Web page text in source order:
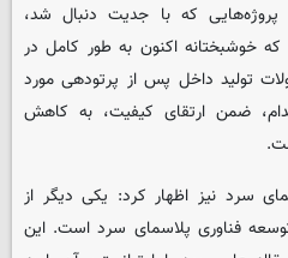
که با جدیت دنبال شد،
که خوشبختانه اکنون به طور کامل در
تولید داخل پس از پرتودهی مورد
ضمن ارتقای کیفیت، به کاهش
سرد نیز اظهار کرد: یکی دیگر از
فناوری پلاسمای سرد است. این